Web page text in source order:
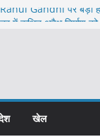
Gandhi पर बड़ा
के खिलाफ
खेल